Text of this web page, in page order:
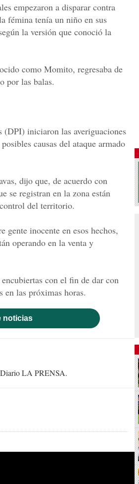
empezaron a disparar contra
fémina tenía un niño en sus
la versión que conoció la
como Momito, regresaba de
por las balas.
iniciaron las averiguaciones
causas del ataque armado
dijo que, de acuerdo con
se registran en la zona están
del territorio.
gente inocente en esos hechos,
operando en la venta y
con el fin de dar con
en las próximas horas.
noticias
LA PRENSA.